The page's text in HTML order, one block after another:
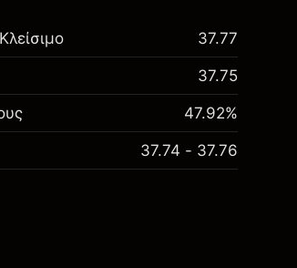
37.77
37.75
47.92%
37.74 - 37.76